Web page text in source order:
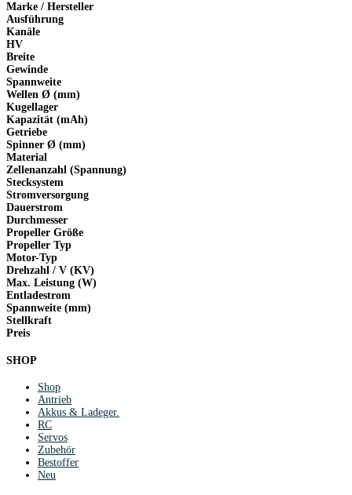
Marke / Hersteller
Ausführung
Kanäle
HV
Breite
Gewinde
Spannweite
Wellen Ø (mm)
Kugellager
Kapazität (mAh)
Getriebe
Spinner Ø (mm)
Material
Zellenanzahl (Spannung)
Stecksystem
Stromversorgung
Dauerstrom
Durchmesser
Propeller Größe
Propeller Typ
Motor-Typ
Drehzahl / V (KV)
Max. Leistung (W)
Entladestrom
Spannweite (mm)
Stellkraft
Preis
SHOP
Shop
Antrieb
Akkus & Ladeger.
RC
Servos
Zubehör
Bestoffer
Neu